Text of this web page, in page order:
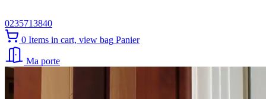
0235713840
0 Items in cart, view bag Panier
Ma porte